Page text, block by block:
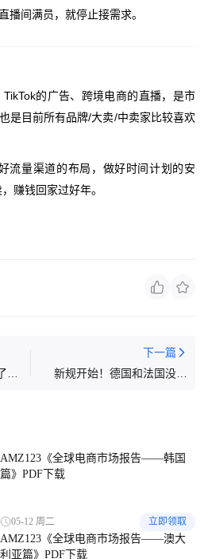
播间满员，就停止接需求。
的广告、跨境电商的直播，是市
是目前所有品牌/大卖/中卖家比较喜欢
流量渠道的布局，做好时间计划的安
赚钱回家过好年。
下一篇
新规开始！德国和法国没有
AMZ123《全球电商市场报告——韩国
篇》PDF下载
05-12 周二 立即领取
AMZ123《全球电商市场报告——澳大
利亚篇》PDF下载